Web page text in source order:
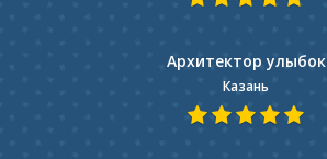
Архитектор улыбок
Казань